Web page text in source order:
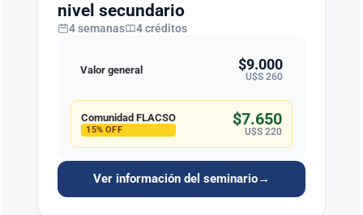
nivel secundario
4 semanas 4 créditos
Valor general $9.000
U$S 260
Comunidad FLACSO
15% OFF
$7.650
U$S 220
Ver información del seminario→